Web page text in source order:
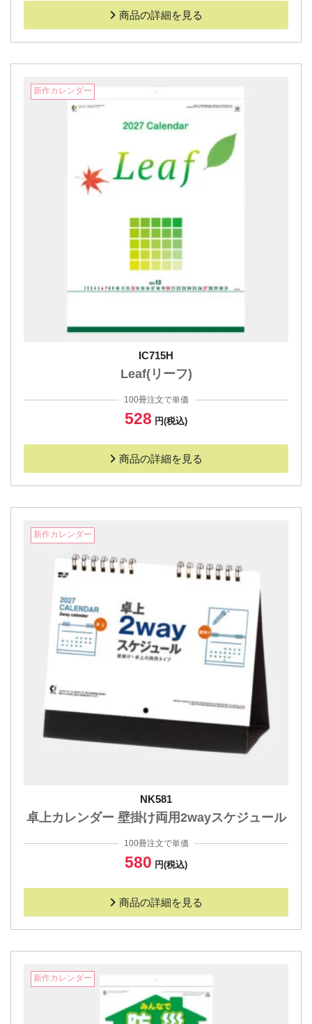
商品の詳細を見る
新作カレンダー
IC715H
Leaf(リーフ)
100冊注文で単価
528 円(税込)
商品の詳細を見る
新作カレンダー
NK581
卓上カレンダー 壁掛け両用2wayスケジュール
100冊注文で単価
580 円(税込)
商品の詳細を見る
新作カレンダー